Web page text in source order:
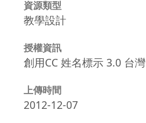
資源類型
教學設計
授權資訊
創用CC 姓名標示 3.0 台灣
上傳時間
2012-12-07